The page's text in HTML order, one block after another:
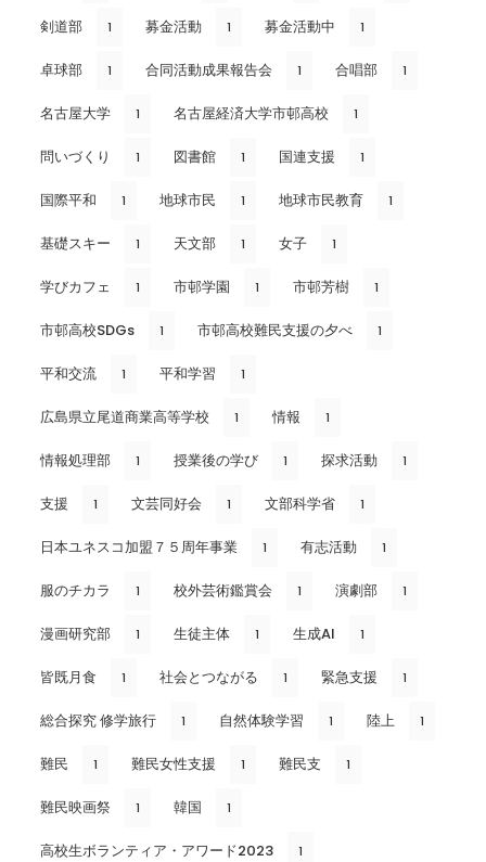
剣道部 1 募金活動 1 募金活動中 1
卓球部 1 合同活動成果報告会 1 合唱部 1
名古屋大学 1 名古屋経済大学市邨高校 1
問いづくり 1 図書館 1 国連支援 1
国際平和 1 地球市民 1 地球市民教育 1
基礎スキー 1 天文部 1 女子 1
学びカフェ 1 市邨学園 1 市邨芳樹 1
市邨高校SDGs 1 市邨高校難民支援の夕べ 1
平和交流 1 平和学習 1
広島県立尾道商業高等学校 1 情報 1
情報処理部 1 授業後の学び 1 探求活動 1
支援 1 文芸同好会 1 文部科学省 1
日本ユネスコ加盟７５周年事業 1 有志活動 1
服のチカラ 1 校外芸術鑑賞会 1 演劇部 1
漫画研究部 1 生徒主体 1 生成AI 1
皆既月食 1 社会とつながる 1 緊急支援 1
総合探究 修学旅行 1 自然体験学習 1 陸上 1
難民 1 難民女性支援 1 難民支 1
難民映画祭 1 韓国 1
高校生ボランティア・アワード2023 1